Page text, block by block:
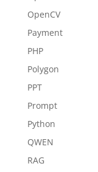
OpenCV
Payment
PHP
Polygon
PPT
Prompt
Python
QWEN
RAG